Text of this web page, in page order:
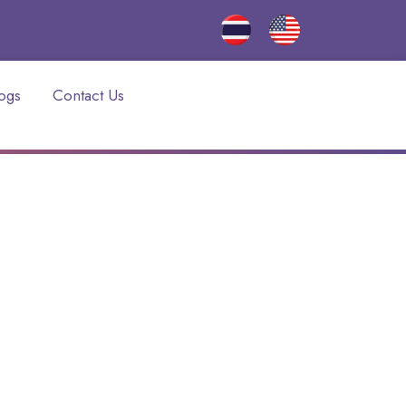
Contact Us